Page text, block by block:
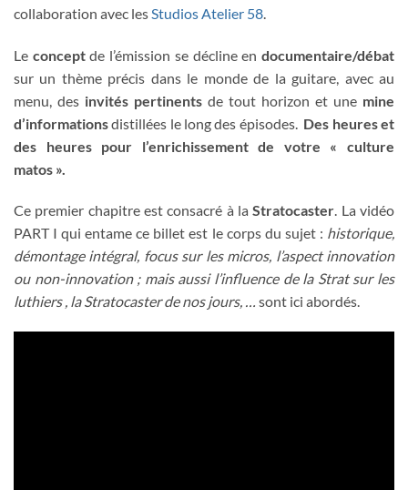
collaboration avec les Studios Atelier 58
Le conceptde l’émission se décline endocumentaire/débat
sur un thème précis dans le monde de la guitare, avec au
menu, des invités pertinents de tout horizon et une mine
d’informationsdistillées le long des épisodes. Des heures et
des heures pour l’enrichissement de votre « culture
matos ».
Ce premier chapitre est consacré à laStratocaster. La vidéo
PART I qui entame ce billet est le corps du sujet : historique,
démontage intégral, focus sur les micros, l’aspect innovation
ou non-innovation ; mais aussi l’influence de la Strat sur les
luthiers , la Stratocaster de nos jours, … sont ici abordés.